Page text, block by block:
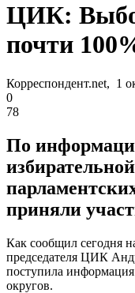
ЦИК:
почти
Корреспондент.net, 1
0
78
По
приняли
Как сообщил сегодня
председателя ЦИК
поступила информация
округов.